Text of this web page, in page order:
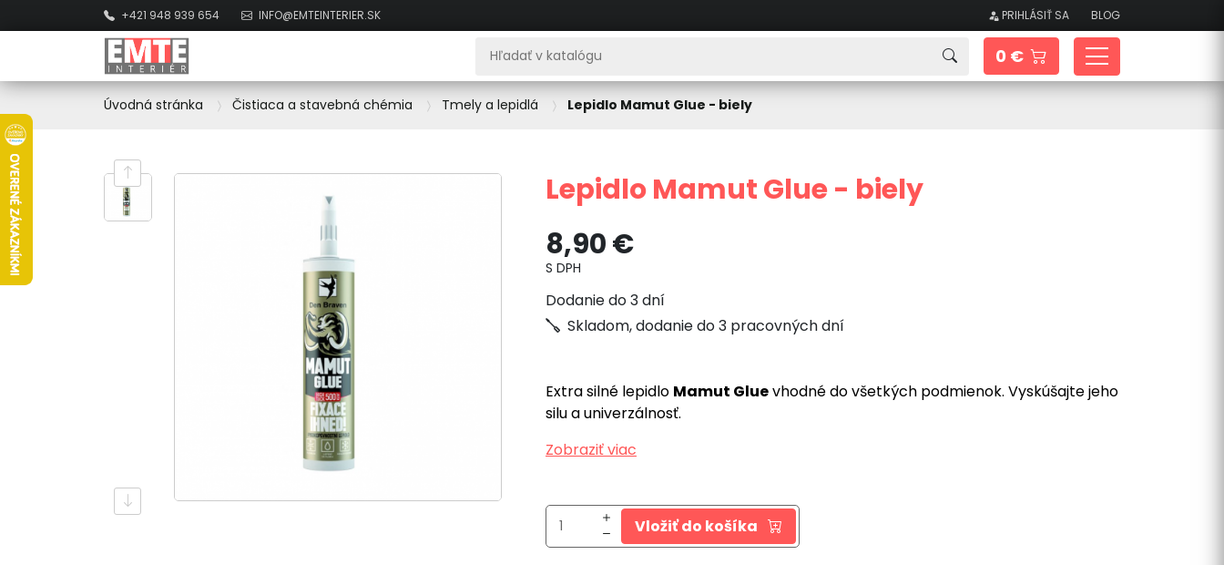
+421 948 939 654 INFO@EMTEINTERIER.SK PRIHLÁSIŤ SA BLOG
0 €
Úvodná stránka Čistiaca a stavebná chémia Tmely a lepidlá Lepidlo Mamut Glue - biely
Lepidlo Mamut Glue - biely
8,90 €
S DPH
Dodanie do 3 dní
Skladom, dodanie do 3 pracovných dní
Extra silné lepidlo Mamut Gluevhodné do všetkých podmienok. Vyskúšajte jeho
silu a univerzálnosť.
Zobraziť viac
Vložiť do košíka